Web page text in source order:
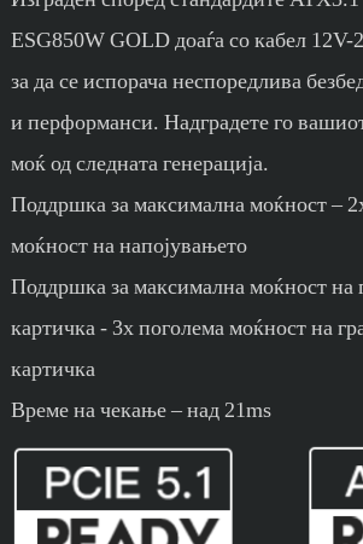
ESG850W GOLD доаѓа со кабел 12V-
за да се испорача неспоредлива
и перформанси. Надградете го
моќ од следната генерација.
Поддршка за максимална моќност –
моќност на напојувањето
Поддршка за максимална моќност на
картичка - 3x поголема моќност на
картичка
Време на чекање – над 21ms